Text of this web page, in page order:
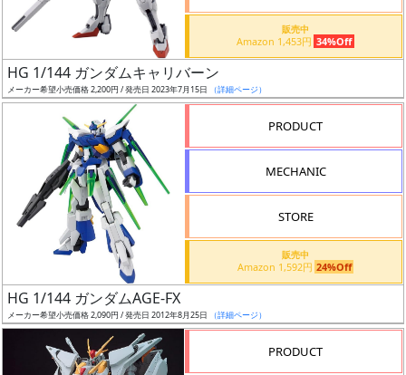
シ
ー
ズ・
況
売
販売中
Amazon 1,453円 34%Off
HG 1/144 ガンダムキャリバーン
メーカー希望小売価格 2,200円 / 発売日 2023年7月15日 （詳細ページ）
PRODUCT
MECHANIC
STORE
販売中
Amazon 1,592円 24%Off
HG 1/144 ガンダムAGE-FX
メーカー希望小売価格 2,090円 / 発売日 2012年8月25日 （詳細ページ）
PRODUCT